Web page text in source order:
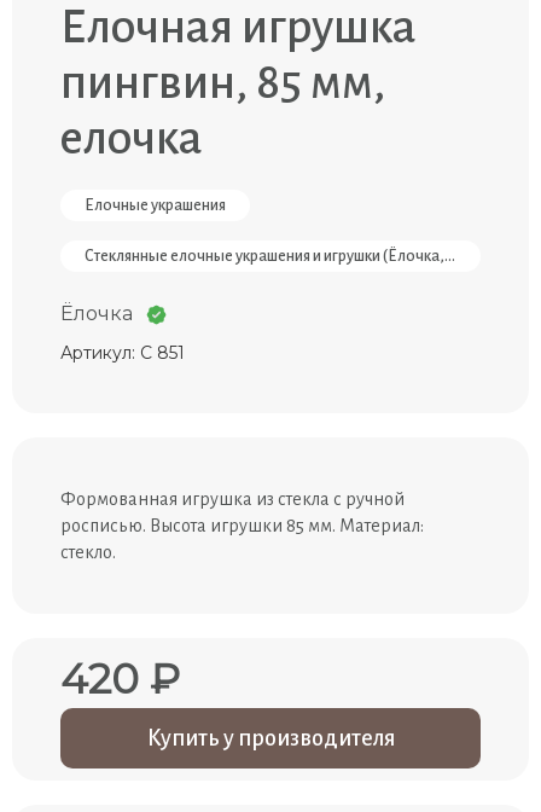
Елочная игрушка
пингвин, 85 мм,
елочка
Елочные украшения
Стеклянные елочные украшения и игрушки (Ёлочка, Россия)
Ёлочка
Артикул: С 851
Формованная игрушка из стекла с ручной
росписью. Высота игрушки 85 мм. Материал:
стекло.
420 ₽
Купить у производителя